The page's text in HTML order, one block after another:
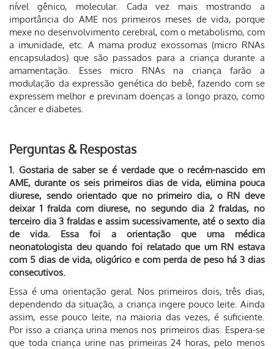
nível gênico, molecular. Cada vez mais mostrando a
importância do AME nos primeiros meses de vida, porque
mexe no desenvolvimento cerebral, com o metabolismo, com
a imunidade, etc. A mama produz exossomas (micro RNAs
encapsulados) que são passados para a criança durante a
amamentação. Esses micro RNAs na criança farão a
modulação da expressão genética do bebê, fazendo com se
expressem melhor e previnam doenças a longo prazo, como
câncer e diabetes.
Perguntas & Respostas
1. Gostaria de saber se é verdade que o recém-nascido em
AME, durante os seis primeiros dias de vida, elimina pouca
diurese, sendo orientado que no primeiro dia, o RN deve
deixar 1 fralda com diurese, no segundo dia 2 fraldas, no
terceiro dia 3 fraldas e assim sucessivamente, até o sexto dia
de vida. Essa foi a orientação que uma médica
neonatologista deu quando foi relatado que um RN estava
com 5 dias de vida, oligúrico e com perda de peso há 3 dias
consecutivos.
Essa é uma orientação geral. Nos primeiros dois, três dias,
dependendo da situação, a criança ingere pouco leite. Ainda
assim, esse pouco leite, na maioria das vezes, é suficiente.
Por isso a criança urina menos nos primeiros dias. Espera-se
que toda criança urine nas primeiras 24 horas, pelo menos